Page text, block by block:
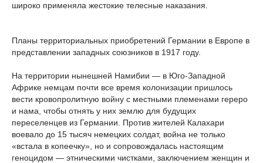
широко применяла жестокие телесные наказания.
Планы территориальных приобретений Германии в Европе в
представлении западных союзников в 1917 году.
На территории нынешней Намибии — в Юго-Западной
Африке немцам почти все время колонизации пришлось
вести кровопролитную войну с местными племенами гереро
и нама, чтобы отнять у них землю для будущих
переселенцев из Германии. Против жителей Калахари
воевало до 15 тысяч немецких солдат, война не только
«встала в копеечку», но и сопровождалась настоящим
геноцидом — этническими чистками, заключением женщин и